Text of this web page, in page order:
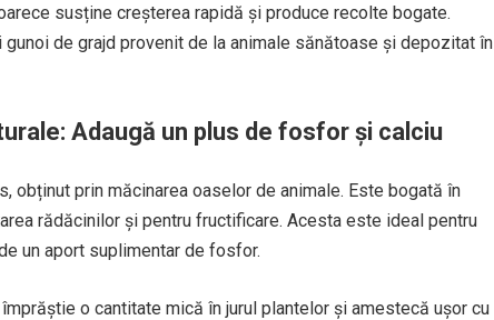
susține creșterea rapidă și produce recolte bogate.
de grajd provenit de la animale sănătoase și depozitat în
Adaugă un plus de fosfor și calciu
obținut prin măcinarea oaselor de animale. Este bogată în
rădăcinilor și pentru fructificare. Acesta este ideal pentru
un aport suplimentar de fosfor.
o cantitate mică în jurul plantelor și amestecă ușor cu